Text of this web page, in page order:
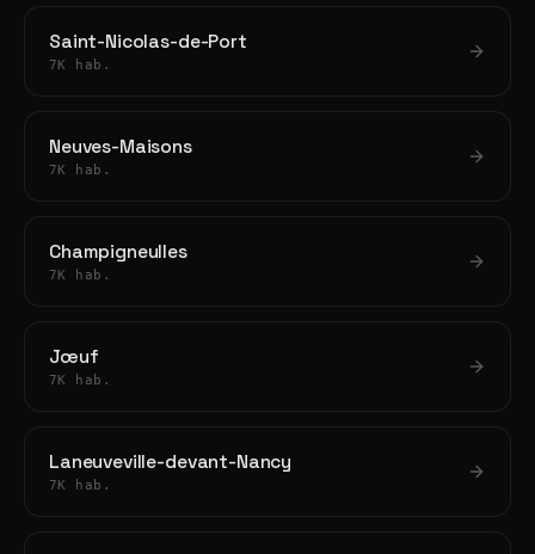
Saint-Nicolas-de-Port
7K hab.
Neuves-Maisons
7K hab.
Champigneulles
7K hab.
Jœuf
7K hab.
Laneuveville-devant-Nancy
7K hab.